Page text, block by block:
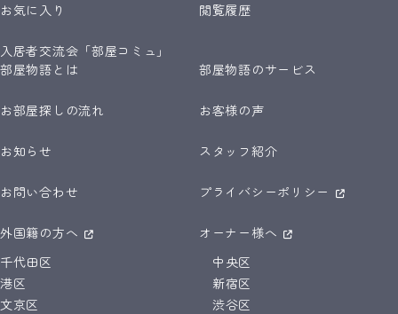
お気に入り 閲覧履歴
入居者交流会「部屋コミュ」
部屋物語とは
部屋物語のサービス
お部屋探しの流れ お客様の声
お知らせ スタッフ紹介
お問い合わせ プライバシーポリシー
外国籍の方へ
オーナー様へ
千代田区
中央区
港区
新宿区
文京区
渋谷区